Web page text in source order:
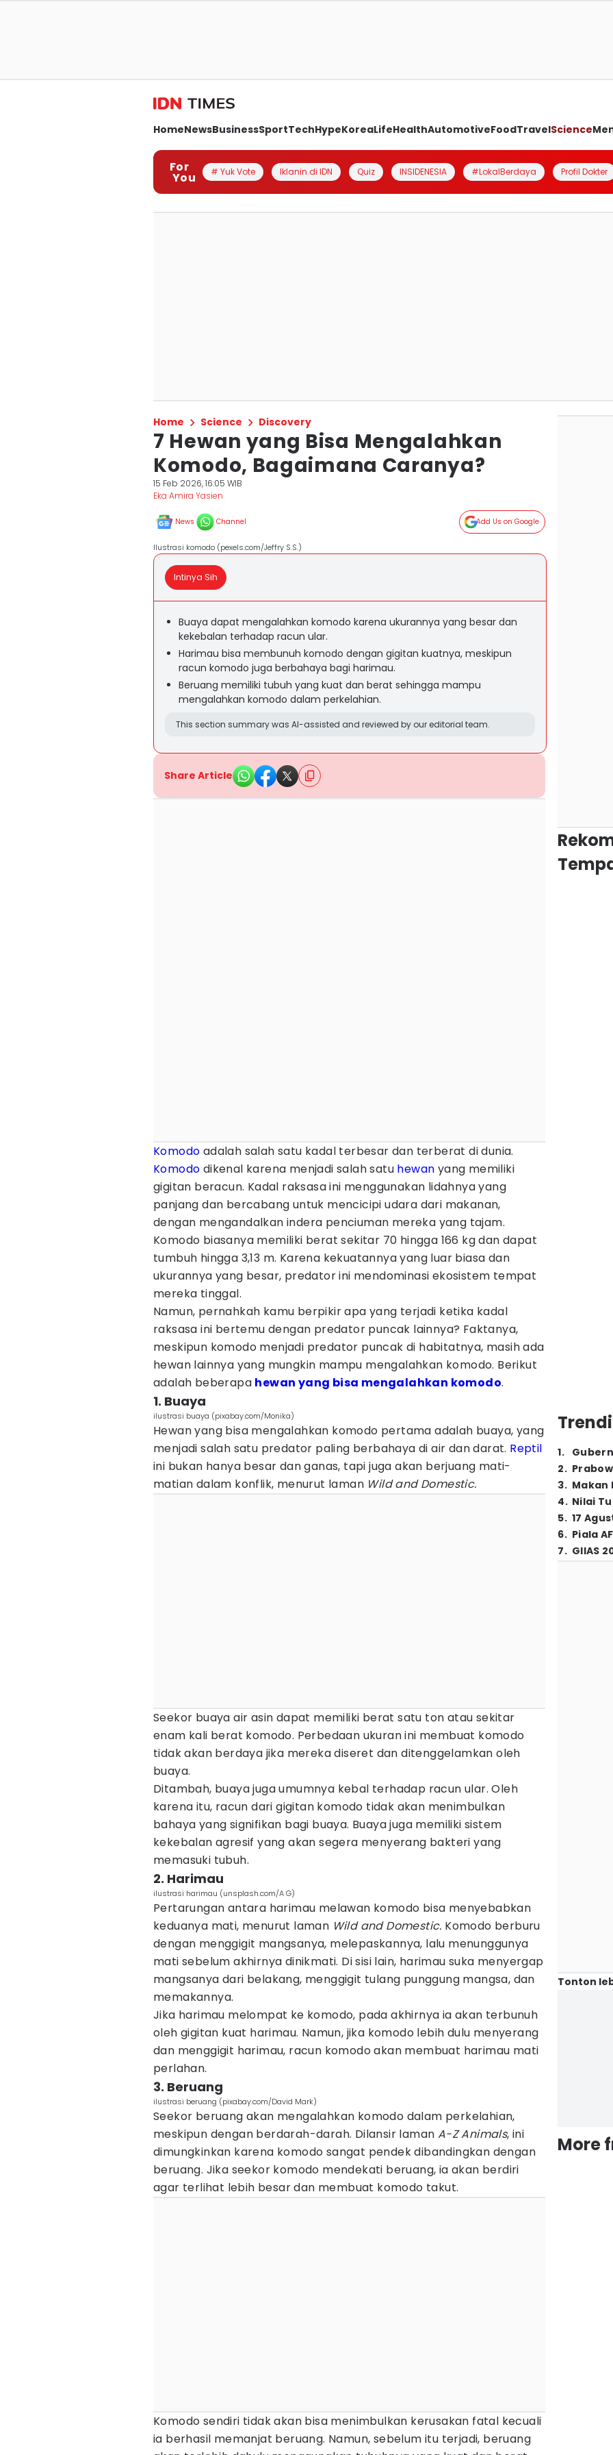
HomeNewsBusinessSportTechHypeKoreaLifeHealthAutomotiveFoodTravelScience
For
You # Yuk Vote Iklanin di IDN Quiz INSIDENESIA #LokalBerdaya Profil Dokter
Home Science Discovery
7 Hewan yang Bisa Mengalahkan
Komodo, Bagaimana Caranya?
15 Feb 2026, 16:05 WIB
Eka Amira Yasien
News Channel Add Us on Google
Ilustrasi komodo (pexels.com/Jeffry S.S.)
Intinya Sih
Buaya dapat mengalahkan komodo karena ukurannya yang besar dan
kekebalan terhadap racun ular.
Harimau bisa membunuh komodo dengan gigitan kuatnya, meskipun
racun komodo juga berbahaya bagi harimau.
Beruang memiliki tubuh yang kuat dan berat sehingga mampu
mengalahkan komodo dalam perkelahian.
This section summary was AI-assisted and reviewed by our editorial team.
Share Article
Komodo adalah salah satu kadal terbesar dan terberat di dunia.
Komodo dikenal karena menjadi salah satu hewan yang memiliki
gigitan beracun. Kadal raksasa ini menggunakan lidahnya yang
panjang dan bercabang untuk mencicipi udara dari makanan,
dengan mengandalkan indera penciuman mereka yang tajam.
Komodo biasanya memiliki berat sekitar 70 hingga 166 kg dan dapat
tumbuh hingga 3,13 m. Karena kekuatannya yang luar biasa dan
ukurannya yang besar, predator ini mendominasi ekosistem tempat
mereka tinggal.
Namun, pernahkah kamu berpikir apa yang terjadi ketika kadal
raksasa ini bertemu dengan predator puncak lainnya? Faktanya,
meskipun komodo menjadi predator puncak di habitatnya, masih ada
hewan lainnya yang mungkin mampu mengalahkan komodo. Berikut
adalah beberapa hewan yang bisa mengalahkan komodo.
1. Buaya
ilustrasi buaya (pixabay.com/Monika)
Hewan yang bisa mengalahkan komodo pertama adalah buaya, yang
menjadi salah satu predator paling berbahaya di air dan darat. Reptil
ini bukan hanya besar dan ganas, tapi juga akan berjuang mati-
matian dalam konflik, menurut laman Wild and Domestic.
Seekor buaya air asin dapat memiliki berat satu ton atau sekitar
enam kali berat komodo. Perbedaan ukuran ini membuat komodo
tidak akan berdaya jika mereka diseret dan ditenggelamkan oleh
buaya.
Ditambah, buaya juga umumnya kebal terhadap racun ular. Oleh
karena itu, racun dari gigitan komodo tidak akan menimbulkan
bahaya yang signifikan bagi buaya. Buaya juga memiliki sistem
kekebalan agresif yang akan segera menyerang bakteri yang
memasuki tubuh.
2. Harimau
ilustrasi harimau (unsplash.com/A G)
Pertarungan antara harimau melawan komodo bisa menyebabkan
keduanya mati, menurut laman Wild and Domestic. Komodo berburu
dengan menggigit mangsanya, melepaskannya, lalu menunggunya
mati sebelum akhirnya dinikmati. Di sisi lain, harimau suka menyergap
mangsanya dari belakang, menggigit tulang punggung mangsa, dan
memakannya.
Jika harimau melompat ke komodo, pada akhirnya ia akan terbunuh
oleh gigitan kuat harimau. Namun, jika komodo lebih dulu menyerang
dan menggigit harimau, racun komodo akan membuat harimau mati
perlahan.
3. Beruang
ilustrasi beruang (pixabay.com/David Mark)
Seekor beruang akan mengalahkan komodo dalam perkelahian,
meskipun dengan berdarah-darah. Dilansir laman A-Z Animals, ini
dimungkinkan karena komodo sangat pendek dibandingkan dengan
beruang. Jika seekor komodo mendekati beruang, ia akan berdiri
agar terlihat lebih besar dan membuat komodo takut.
Komodo sendiri tidak akan bisa menimbulkan kerusakan fatal kecuali
ia berhasil memanjat beruang. Namun, sebelum itu terjadi, beruang
1.
2.
3. Makan
4. Nilai
5. 17
6. Piala
7. GIIAS
Tonton
More